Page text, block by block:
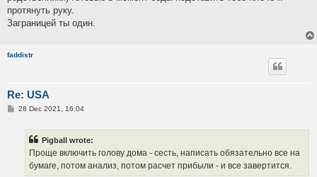
протянуть руку.
Заграницей ты один.
faddistr
Re: USA
P28 Dec 2021, 16:04
Pigball wrote:
Проще включить голову дома - сесть, написать обязательно все на
бумаге, потом анализ, потом расчет прибыли - и все завертится.